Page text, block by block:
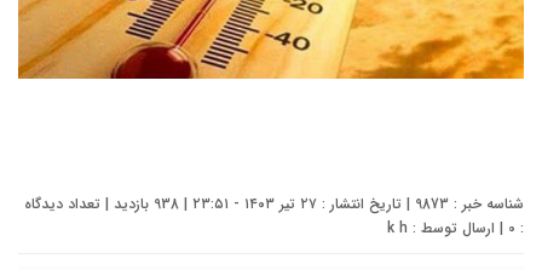
شناسه خبر : 9873 | تاریخ انتشار : ۲۷ تیر ۱۴۰۳ - ۲۳:۵۱ | 938 بازدید | تعداد دیدگاه
:
0 | ارسال توسط : k h